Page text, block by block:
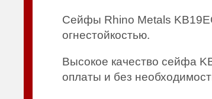
Сейфы Rhino Metals
огнестойкостью.
Высокое качество сейфа
оплаты и без